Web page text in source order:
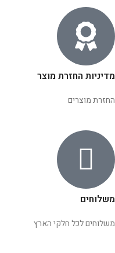
מדיניות החזרת מוצר
החזרת מוצרים
משלוחים
משלוחים לכל חלקי הארץ